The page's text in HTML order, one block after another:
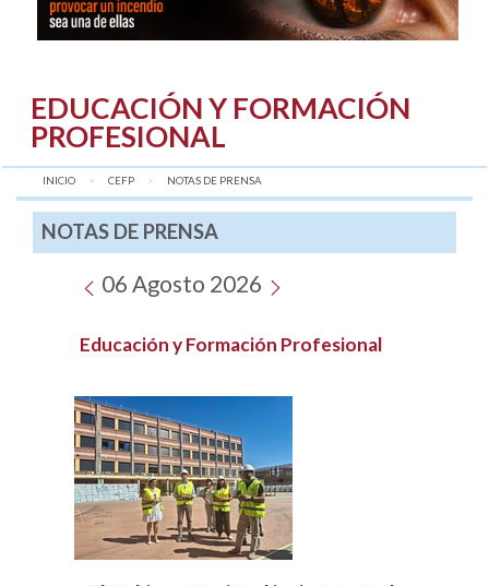
EDUCACIÓN Y FORMACIÓN
PROFESIONAL
INICIO CEFP AQUÍ:
NOTAS DE PRENSA
NOTAS DE PRENSA
06 Agosto 2026
Educación y Formación Profesional